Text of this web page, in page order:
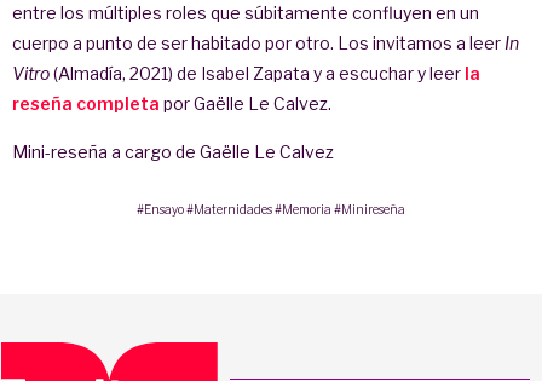
entre los múltiples roles que súbitamente confluyen en un
cuerpo a punto de ser habitado por otro. Los invitamos a leer In
Vitro(Almadía, 2021) de Isabel Zapata y a escuchar y leer la
reseña completa por Gaëlle Le Calvez.
Mini-reseña a cargo de Gaëlle Le Calvez
#Ensayo#Maternidades#Memoria #Minireseña